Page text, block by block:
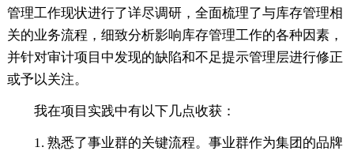
管理工作现状进行了详尽调研，全面梳理了与库存管理相
关的业务流程，细致分析影响库存管理工作的各种因素，
并针对审计项目中发现的缺陷和不足提示管理层进行修正
或予以关注。
我在项目实践中有以下几点收获：
1. 熟悉了事业群的关键流程。事业群作为集团的品牌